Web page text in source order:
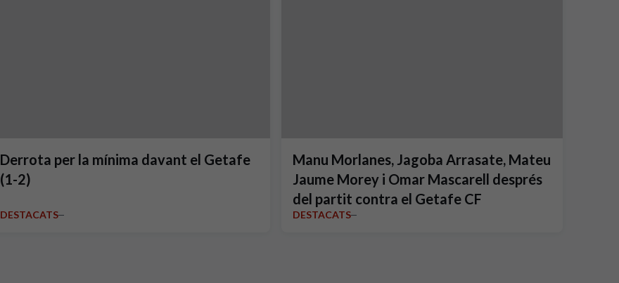
Derrota per la mínima davant el Getafe
(1-2)
DESTACATS
Manu Morlanes, Jagoba Arrasate, Mateu
Jaume Morey i Omar Mascarell després
del partit contra el Getafe CF
DESTACATS